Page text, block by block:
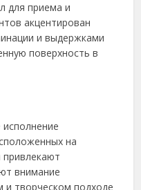
для приема и
акцентирован
и выдержками
поверхность в
на
внимание
и творческом подходе